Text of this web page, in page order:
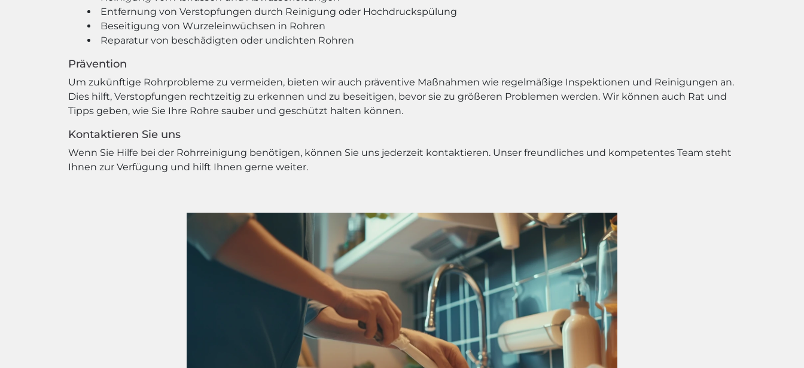
Entfernung von Verstopfungen durch Reinigung oder Hochdruckspülung
Beseitigung von Wurzeleinwüchsen in Rohren
Reparatur von beschädigten oder undichten Rohren
Prävention
Um zukünftige Rohrprobleme zu vermeiden, bieten wir auch präventive Maßnahmen wie regelmäßige Inspektionen und Reinigungen an.
Dies hilft, Verstopfungen rechtzeitig zu erkennen und zu beseitigen, bevor sie zu größeren Problemen werden. Wir können auch Rat und
Tipps geben, wie Sie Ihre Rohre sauber und geschützt halten können.
Kontaktieren Sie uns
Wenn Sie Hilfe bei der Rohrreinigung benötigen, können Sie uns jederzeit kontaktieren. Unser freundliches und kompetentes Team steht
Ihnen zur Verfügung und hilft Ihnen gerne weiter.